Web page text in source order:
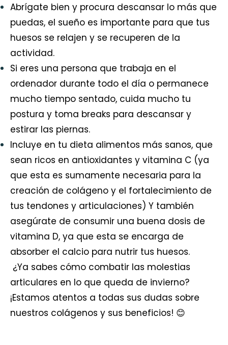
Abrígate bien y procura descansar lo más que
puedas, el sueño es importante para que tus
huesos se relajen y se recuperen de la
actividad.
Si eres una persona que trabaja en el
ordenador durante todo el día o permanece
mucho tiempo sentado, cuida mucho tu
postura y toma breaks para descansar y
estirar las piernas.
Incluye en tu dieta alimentos más sanos, que
sean ricos en antioxidantes y vitamina C (ya
que esta es sumamente necesaria para la
creación de colágeno y el fortalecimiento de
tus tendones y articulaciones) Y también
asegúrate de consumir una buena dosis de
vitamina D, ya que esta se encarga de
absorber el calcio para nutrir tus huesos.
¿Ya sabes cómo combatir las molestias
articulares en lo que queda de invierno?
¡Estamos atentos a todas sus dudas sobre
nuestros colágenos y sus beneficios! 😊